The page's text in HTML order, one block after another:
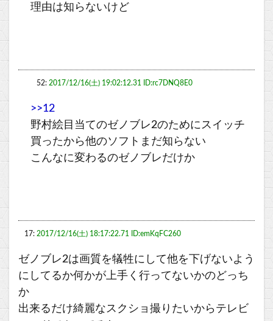
理由は知らないけど
52: 2017/12/16(土) 19:02:12.31 ID:rc7DNQ8E0
>>12
野村絵目当てのゼノブレ2のためにスイッチ
買ったから他のソフトまだ知らない
こんなに変わるのゼノブレだけか
17: 2017/12/16(土) 18:17:22.71 ID:emKqFC260
ゼノブレ2は画質を犠牲にして他を下げないよう
にしてるか何かが上手く行ってないかのどっち
か
出来るだけ綺麗なスクショ撮りたいからテレビ